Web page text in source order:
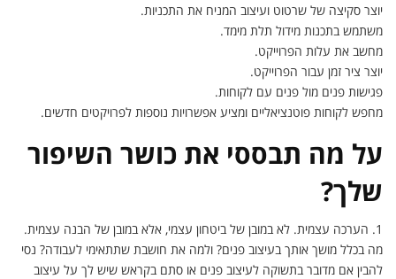
יוצר סקיצה של שרטוט ועיצוב המניח את התכניות.
משתמש בתכנות מידול תלת מימד.
מחשב את עלות הפרוייקט.
יוצר ציר זמן עבור הפרוייקט.
פגישות פנים מול פנים עם לקוחות.
מחפש לקוחות פוטנציאליים ומציע אפשרויות נוספות לפרויקטים חדשים.
על מה תבססי את כושר השיפור
שלך?
1. הערכה עצמית. לא במובן של ביטחון עצמי, אלא במובן של הבנה עצמית.
מה בכלל מושך אותך בעיצוב פנים? ולמה את חושבת שתתאימי לעבודה? נסי
להבין אם מדובר בתשוקה לעיצוב פנים או סתם בקראש שיש לך על עיצוב